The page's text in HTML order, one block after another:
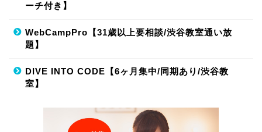
ーチ付き】
WebCampPro【31歳以上要相談/渋谷教室通い放
題】
DIVE INTO CODE【6ヶ月集中/同期あり/渋谷教
室】